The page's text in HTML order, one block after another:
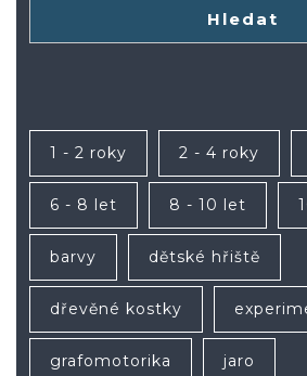
Hledat
1 - 2 roky 2 - 4 roky
6 - 8 let 8 - 10 let
barvy dětské hřiště
dřevěné kostky
grafomotorika jaro